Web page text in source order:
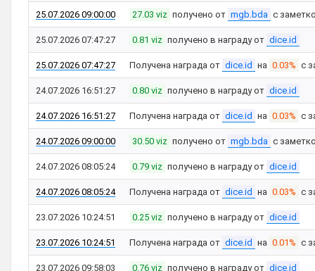
25.07.2026 09:00:00 27.03 viz получено от mgb.bda с
25.07.2026 07:47:27 0.81 viz получено в награду от dice.id
25.07.2026 07:47:27 Получена награда от dice.id на 0.03% с
24.07.2026 16:51:27 0.80 viz получено в награду от dice.id
24.07.2026 16:51:27 Получена награда от dice.id на 0.03% с
24.07.2026 09:00:00 30.50 viz получено от mgb.bda с
24.07.2026 08:05:24 0.79 viz получено в награду от dice.id
24.07.2026 08:05:24 Получена награда от dice.id на 0.03% с
23.07.2026 10:24:51 0.25 viz получено в награду от dice.id
23.07.2026 10:24:51 Получена награда от dice.id на 0.01% с
23.07.2026 09:58:03 0.76 viz получено в награду от dice.id